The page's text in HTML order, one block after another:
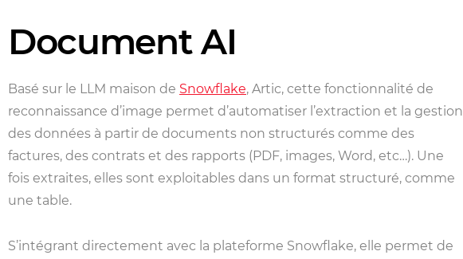
Document AI
Basé sur le LLM maison de Snowflake, Artic, cette fonctionnalité de
reconnaissance d’image permet d’automatiser l’extraction et la gestion
des données à partir de documents non structurés comme des
factures, des contrats et des rapports (PDF, images, Word, etc…). Une
fois extraites, elles sont exploitables dans un format structuré, comme
une table.
S’intégrant directement avec la plateforme Snowflake, elle permet de